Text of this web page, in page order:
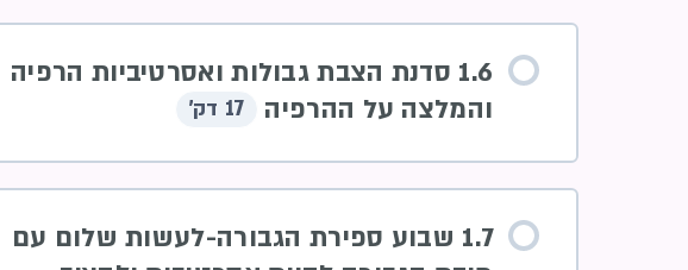
1.6 סדנת הצבת גבולות ואסרטיביות הרפיה
והמלצה על ההרפיה
17 דק'
1.7 שבוע ספירת הגבורה-לעשות שלום עם